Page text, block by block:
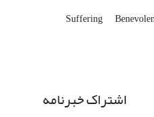
Suffering
اشتراک خبرنامه